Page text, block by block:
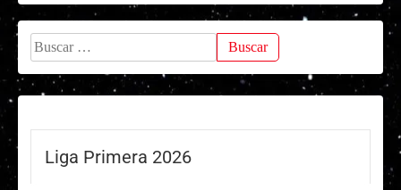
19 S Sophia Isabella Di Scipio Nogales
20 M Margarita Antonia Moscoso Torres
Suplentes
2 J Josefa Pascuala López Soto
Buscar:
Liga Primera 2026